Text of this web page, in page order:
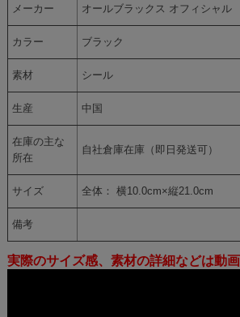
メーカー オールブラックス オフィシャル
カラー ブラック
素材 シール
生産 中国
在庫の主な
所在
自社倉庫在庫（即日発送可）
サイズ 全体： 横10.0cm×縦21.0cm
備考
実際のサイズ感、素材の詳細などは動